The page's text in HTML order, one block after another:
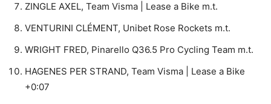
ZINGLE AXEL, Team Visma | Lease a Bike m.t.
VENTURINI CLÉMENT, Unibet Rose Rockets m.t.
WRIGHT FRED, Pinarello Q36.5 Pro Cycling Team m.t.
HAGENES PER STRAND, Team Visma | Lease a Bike
+0:07